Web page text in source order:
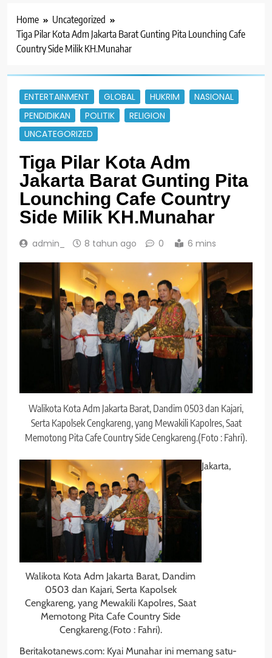
Home
Uncategorized
Tiga Pilar Kota Adm Jakarta Barat Gunting Pita Lounching Cafe
Country Side Milik KH.Munahar
ENTERTAINMENT GLOBAL HUKRIM
NASIONAL
PENDIDIKAN
POLITIK
RELIGION
UNCATEGORIZED
Tiga Pilar Kota Adm
Jakarta Barat Gunting Pita
Lounching Cafe Country
Side Milik KH.Munahar
admin_ 8 tahun ago 0 6 mins
Walikota Kota Adm Jakarta Barat, Dandim 0503 dan Kajari,
Serta Kapolsek Cengkareng, yang Mewakili Kapolres, Saat
Memotong Pita Cafe Country Side Cengkareng.(Foto : Fahri).
Walikota Kota Adm Jakarta Barat, Dandim
0503 dan Kajari, Serta Kapolsek
Cengkareng, yang Mewakili Kapolres, Saat
Memotong Pita Cafe Country Side
Cengkareng.(Foto : Fahri).
Jakarta,
Beritakotanews.com: Kyai Munahar ini memang satu-